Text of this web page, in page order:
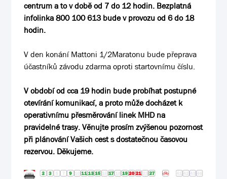
centrum a to v době od 7 do 12 hodin. Bezplatná
infolinka800 100 613bude v provozu od 6 do 18
hodin.
V den konání Mattoni 1/2Maratonu bude přeprava
účastníků závodu zdarma oproti startovnímu číslu.
V období od cca 19 hodin bude probíhat postupné
otevírání komunikací, a proto může docházet k
operativnímu přesměrování linek MHD na
pravidelné trasy. Věnujte prosím zvýšenou pozornost
při plánování Vašich cest s dostatečnou časovou
rezervou. Děkujeme.